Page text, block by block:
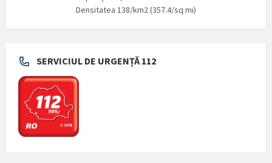
Densitatea 138/km2 (357.4/sq mi)
SERVICIUL DE URGENȚĂ 112